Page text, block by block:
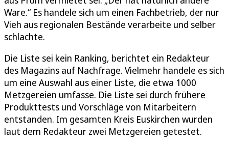
Ware.“ Es handele sich um einen Fachbetrieb, der nur
Vieh aus regionalen Bestände verarbeite und selber
schlachte.
Die Liste sei kein Ranking, berichtet ein Redakteur
des Magazins auf Nachfrage. Vielmehr handele es sich
um eine Auswahl aus einer Liste, die etwa 1000
Metzgereien umfasse. Die Liste sei durch frühere
Produkttests und Vorschläge von Mitarbeitern
entstanden. Im gesamten Kreis Euskirchen wurden
laut dem Redakteur zwei Metzgereien getestet.